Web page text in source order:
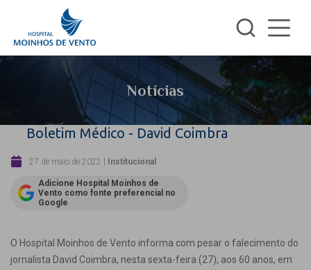
Notícias
Boletim Médico - David Coimbra
27 de maio de 2022 | Institucional
Adicione Hospital Moinhos de
Vento como fonte preferencial no
Google
O Hospital Moinhos de Vento informa com pesar o falecimento do
jornalista David Coimbra, nesta sexta-feira (27), aos 60 anos, em